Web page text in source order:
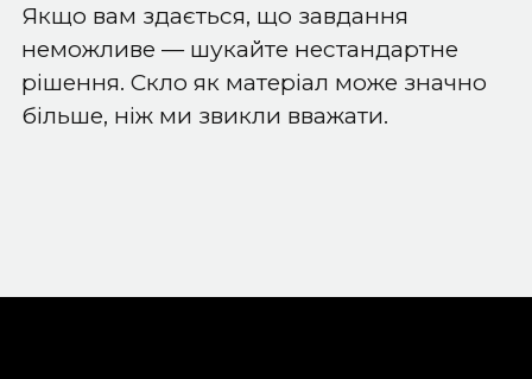
Якщо вам здається, що завдання
неможливе — шукайте нестандартне
рішення. Скло як матеріал може значно
більше, ніж ми звикли вважати.